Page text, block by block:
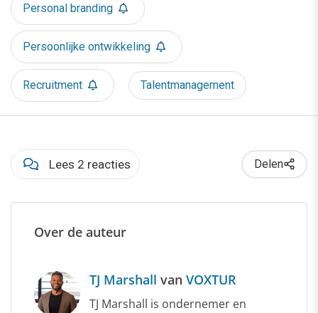
Personal branding
Persoonlijke ontwikkeling
Recruitment Talentmanagement
Lees 2 reacties Delen
Over de auteur
TJ Marshall van VOXTUR
TJ Marshall is ondernemer en